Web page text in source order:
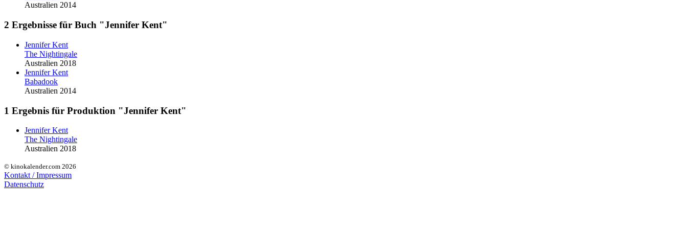
Australien 2014
2 Ergebnisse für Buch "Jennifer Kent"
Jennifer Kent
The Nightingale
Australien 2018
Jennifer Kent
Babadook
Australien 2014
1 Ergebnis für Produktion "Jennifer Kent"
Jennifer Kent
The Nightingale
Australien 2018
© kinokalender.com 2026
Kontakt / Impressum
Datenschutz